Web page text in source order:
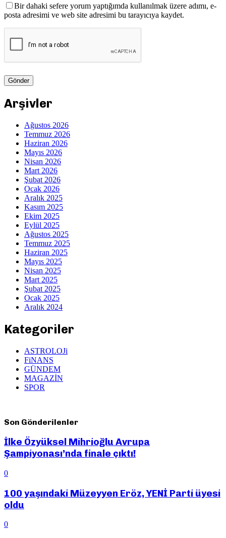
Bir dahaki sefere yorum yaptığımda kullanılmak üzere adımı, e-
posta adresimi ve web site adresimi bu tarayıcıya kaydet.
Arşivler
Ağustos 2026
Temmuz 2026
Haziran 2026
Mayıs 2026
Nisan 2026
Mart 2026
Şubat 2026
Ocak 2026
Aralık 2025
Kasım 2025
Ekim 2025
Eylül 2025
Ağustos 2025
Temmuz 2025
Haziran 2025
Mayıs 2025
Nisan 2025
Mart 2025
Şubat 2025
Ocak 2025
Aralık 2024
Kategoriler
ASTROLOJi
FiNANS
GÜNDEM
MAGAZİN
SPOR
Son Gönderilenler
İlke Özyüksel Mihrioğlu Avrupa
Şampiyonası’nda finale çıktı!
0
100 yaşındaki Müzeyyen Eröz, YENİ Parti üyesi
oldu
0